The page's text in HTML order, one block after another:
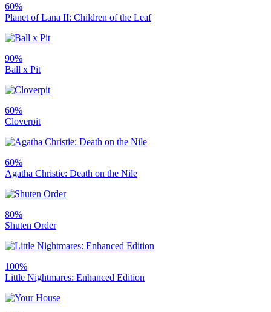
60%
Planet of Lana II: Children of the Leaf
90%
Ball x Pit
60%
Cloverpit
60%
Agatha Christie: Death on the Nile
80%
Shuten Order
100%
Little Nightmares: Enhanced Edition